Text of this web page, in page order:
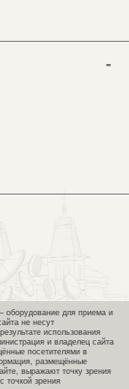
оборудование для приема и
не несут
использования
и владелец сайта
посетителями в
размещённые
выражают точку зрения
точкой зрения